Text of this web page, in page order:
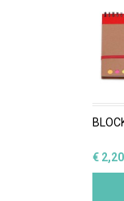
€ 2,20